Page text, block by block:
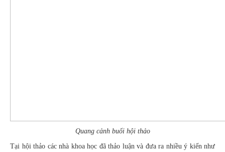
Quang cảnh buổi hội thảo
Tại hội thảo các nhà khoa học đã thảo luận và đưa ra nhiều ý kiến như